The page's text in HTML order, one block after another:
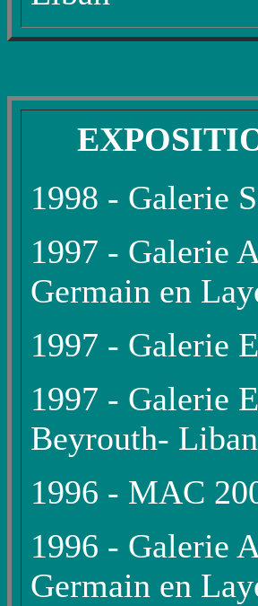
1998 - Galerie
1997 - Galerie
Germain en
1997 - Galerie
1997 - Galerie
Beyrouth- Liban
1996 - MAC
1996 - Galerie
Germain en